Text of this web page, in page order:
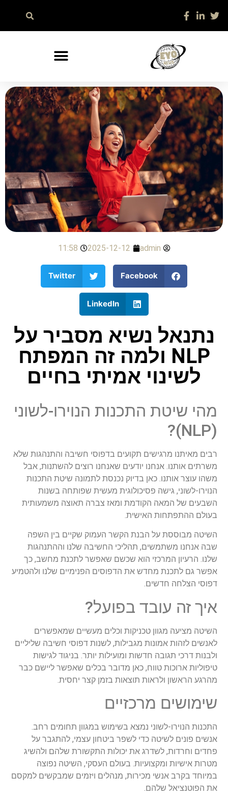
admin
2025-12-12
11:58
Facebook
Twitter
LinkedIn
נתנאל נשיא מסביר על
NLP ולמה זה המפתח
לשינוי אמיתי בחיים
מהי שיטת התכנות הנוירו-לשוני
(NLP)?
רבים מאיתנו מרגישים תקועים בדפוסי חשיבה והתנהגות שלא
משרתים אותנו. אנחנו יודעים שאנחנו רוצים להשתנות, אבל
משהו עוצר אותנו. כאן בדיוק נכנסת לתמונה שיטת התכנות
הנוירו-לשוני, גישה פסיכולוגית מעשית שפותחה בשנות
השבעים של המאה הקודמת ומאז צברה תאוצה משמעותית
בעולם ההתפתחות האישית.
השיטה מבוססת על הבנת הקשר העמוק שקיים בין השפה
שבה אנחנו משתמשים, תהליכי החשיבה שלנו וההתנהגות
שלנו. הרעיון המרכזי הוא שכשם שאפשר לתכנת מחשב, כך
אפשר גם לתכנת מחדש את הדפוסים הפנימיים שלנו ולהטמיע
דפוסי הצלחה חדשים.
איך זה עובד בפועל?
השיטה מציעה מגוון טכניקות וכלים מעשיים שמאפשרים
לאנשים לזהות אמונות מגבילות, לשנות דפוסי חשיבה שליליים
ולבנות דרכי תגובה חדשות ומועילות יותר. בניגוד לגישות
טיפוליות ארוכות טווח, כאן מדובר בכלים שאפשר ליישם כבר
מהרגע הראשון ולראות תוצאות בזמן קצר יחסית.
שימושים מרכזיים
התכנות הנוירו-לשוני נמצא בשימוש במגוון תחומים רחב.
אנשים פונים לשיטה כדי לשפר ביטחון עצמי, להתגבר על
פחדים וחרדות, לשדרג את יכולות התקשורת שלהם ולהשיג
מטרות אישיות ומקצועיות. בעולם העסקי, השיטה נפוצה
במיוחד בקרב אנשי מכירות, מנהלים ויזמים שמבקשים למקסם
את הפוטנציאל שלהם.